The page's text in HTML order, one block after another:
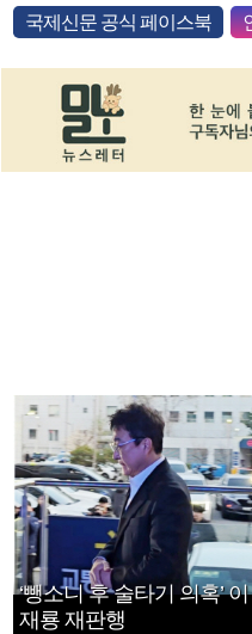
국제신문 공식 페이스북
‘뺑소니 후 술타기 의혹’ 이
재룡 재판행